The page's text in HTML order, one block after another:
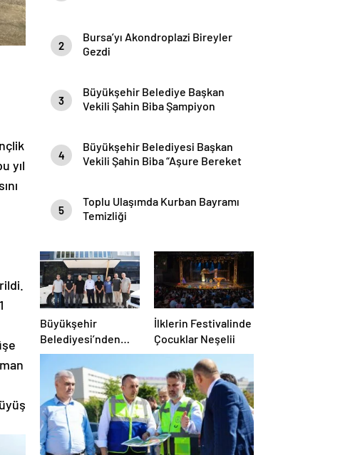
yıl
2
Bursa’yı Akondroplazi Bireyler
Gezdi
3
Büyükşehir Belediye Başkan
Vekili Şahin Biba Şampiyon
4
Büyükşehir Belediyesi Başkan
Vekili Şahin Biba “Aşure Bereket
5
Toplu Ulaşımda Kurban Bayramı
Temizliği
Büyükşehir
Belediyesi’nden
Afetlere Hazır İki
Yeni Mobil Araç
İlklerin Festivalinde
Çocuklar Neşelii